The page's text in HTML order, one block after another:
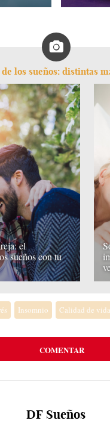
los sueños: distintas
el
sueños con tu
Insomnio Calidad de vida
COMENTAR
DF Sueños